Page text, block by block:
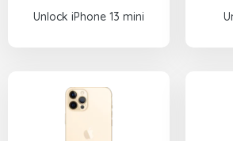
Unlock iPhone 13 mini